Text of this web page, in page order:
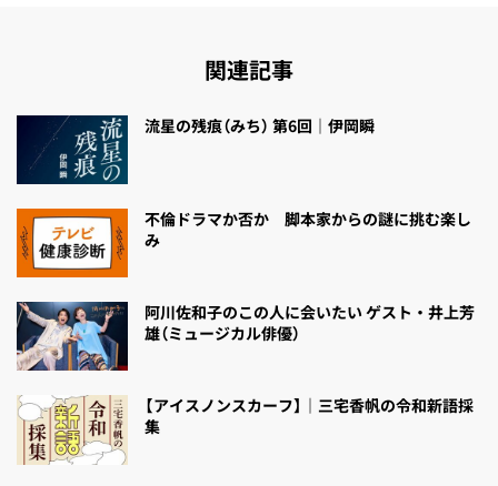
関連記事
流星の残痕（みち） 第6回｜伊岡瞬
不倫ドラマか否か 脚本家からの謎に挑む楽し
み
阿川佐和子のこの人に会いたい ゲスト・井上芳
雄（ミュージカル俳優）
【アイスノンスカーフ】｜三宅香帆の令和新語採
集